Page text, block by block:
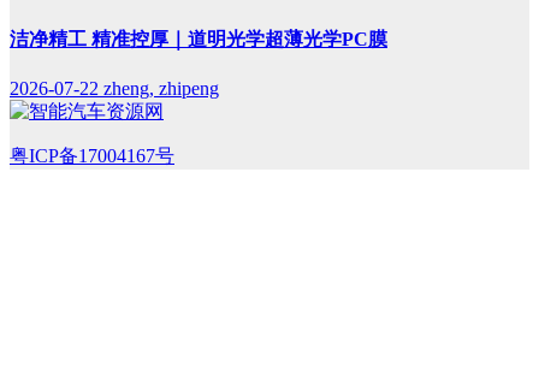
洁净精工 精准控厚｜道明光学超薄光学PC膜
2026-07-22 zheng, zhipeng
粤ICP备17004167号